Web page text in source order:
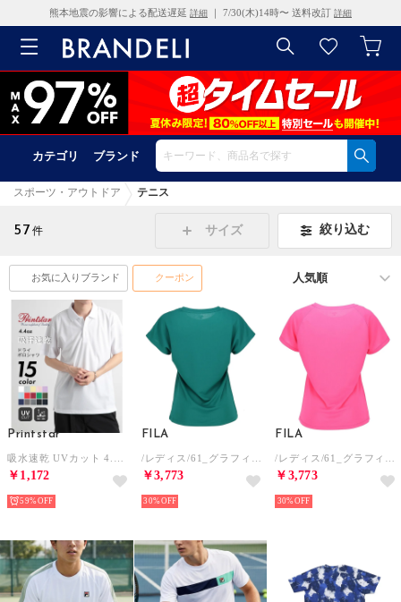
熊本地震の影響による配送遅延 詳細 ｜ 7/30(木)14時〜 送料改訂 詳細
カテゴリ ブランド
スポーツ・アウトドア テニス
57 件 サイズ 絞り込む
お気に入りブランド クーポン
Printstar
￥1,172
59%
FILA
￥3,773
30%
FILA
￥3,773
30%